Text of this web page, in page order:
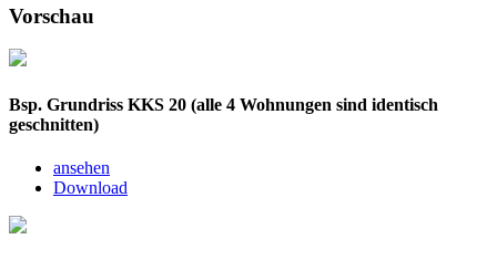
Vorschau
Bsp. Grundriss KKS 20 (alle 4 Wohnungen sind identisch
geschnitten)
ansehen
Download